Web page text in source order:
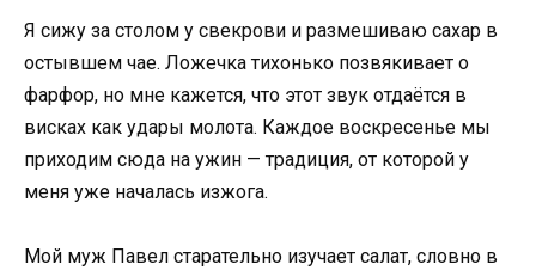
Я сижу за столом у свекрови и размешиваю сахар в
остывшем чае. Ложечка тихонько позвякивает о
фарфор, но мне кажется, что этот звук отдаётся в
висках как удары молота. Каждое воскресенье мы
приходим сюда на ужин — традиция, от которой у
меня уже началась изжога.
Мой муж Павел старательно изучает салат, словно в